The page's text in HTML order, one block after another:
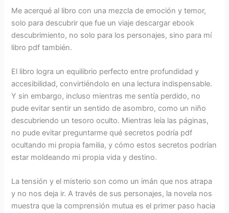
Me acerqué al libro con una mezcla de emoción y temor,
solo para descubrir que fue un viaje descargar ebook
descubrimiento, no solo para los personajes, sino para mí
libro pdf también.
El libro logra un equilibrio perfecto entre profundidad y
accesibilidad, convirtiéndolo en una lectura indispensable.
Y sin embargo, incluso mientras me sentía perdido, no
pude evitar sentir un sentido de asombro, como un niño
descubriendo un tesoro oculto. Mientras leía las páginas,
no pude evitar preguntarme qué secretos podría pdf
ocultando mi propia familia, y cómo estos secretos podrían
estar moldeando mi propia vida y destino.
La tensión y el misterio son como un imán que nos atrapa
y no nos deja ir. A través de sus personajes, la novela nos
muestra que la comprensión mutua es el primer paso hacia